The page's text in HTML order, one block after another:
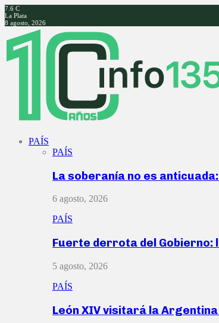
7.6 C
La Plata
8 agosto, 2026
Facebook
Twitter
Instagram
Youtube
PAÍS
PAÍS
La soberanía no es
6 agosto, 2026
PAÍS
Fuerte derrota del
5 agosto, 2026
PAÍS
León XIV visitará la